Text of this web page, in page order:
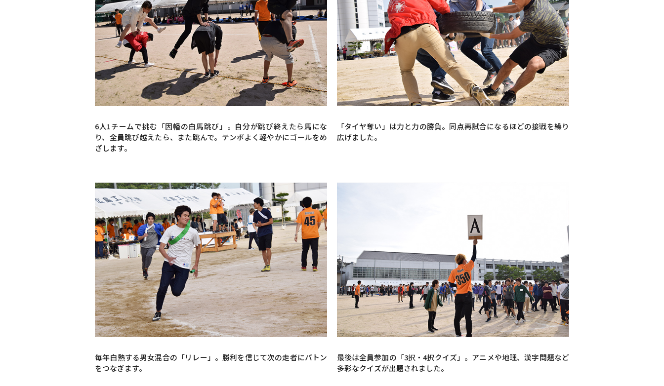
6人1チームで挑む「因幡の白馬跳び」。自分が跳び終えたら馬にな
り、全員跳び越えたら、また跳んで。テンポよく軽やかにゴールをめ
ざします。
「タイヤ奪い」は力と力の勝負。同点再試合になるほどの接戦を繰り
広げました。
毎年白熱する男女混合の「リレー」。勝利を信じて次の走者にバトン
をつなぎます。
最後は全員参加の「3択・4択クイズ」。アニメや地理、漢字問題など
多彩なクイズが出題されました。